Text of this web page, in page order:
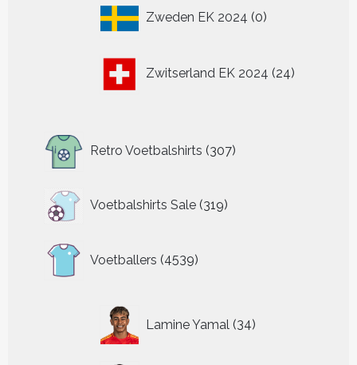
Zweden EK 2024 0
producten
Zwitserland EK 2024 24
producten
Retro Voetbalshirts 307
producten
Voetbalshirts Sale 319
319
Voetballers 4539
producten
Lamine Yamal 34
producten